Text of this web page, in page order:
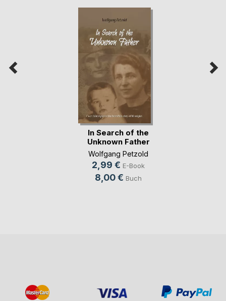
In Search of the
Unknown Father
Wolfgang Petzold
2,99 € E-Book
8,00 € Buch